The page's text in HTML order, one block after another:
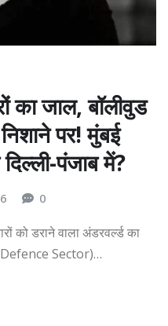
का जाल, बॉलीवुड
पर! मुंबई
पंजाब में?
0
को डराने वाला अंडरवर्ल्ड का
(Defence Sector)…